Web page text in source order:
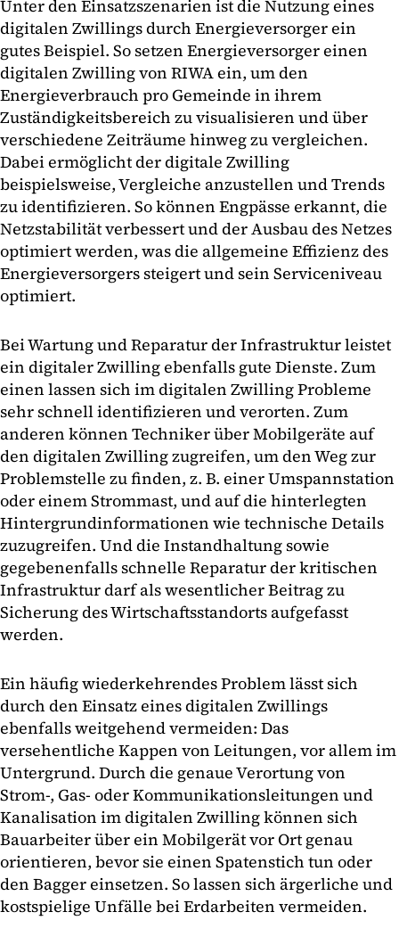
Unter den Einsatzszenarien ist die Nutzung eines
digitalen Zwillings durch Energieversorger ein
gutes Beispiel. So setzen Energieversorger einen
digitalen Zwilling von RIWA ein, um den
Energieverbrauch pro Gemeinde in ihrem
Zuständigkeitsbereich zu visualisieren und über
verschiedene Zeiträume hinweg zu vergleichen.
Dabei ermöglicht der digitale Zwilling
beispielsweise, Vergleiche anzustellen und Trends
zu identifizieren. So können Engpässe erkannt, die
Netzstabilität verbessert und der Ausbau des Netzes
optimiert werden, was die allgemeine Effizienz des
Energieversorgers steigert und sein Serviceniveau
optimiert.
Bei Wartung und Reparatur der Infrastruktur leistet
ein digitaler Zwilling ebenfalls gute Dienste. Zum
einen lassen sich im digitalen Zwilling Probleme
sehr schnell identifizieren und verorten. Zum
anderen können Techniker über Mobilgeräte auf
den digitalen Zwilling zugreifen, um den Weg zur
Problemstelle zu finden, z. B. einer Umspannstation
oder einem Strommast, und auf die hinterlegten
Hintergrundinformationen wie technische Details
zuzugreifen. Und die Instandhaltung sowie
gegebenenfalls schnelle Reparatur der kritischen
Infrastruktur darf als wesentlicher Beitrag zu
Sicherung des Wirtschaftsstandorts aufgefasst
werden.
Ein häufig wiederkehrendes Problem lässt sich
durch den Einsatz eines digitalen Zwillings
ebenfalls weitgehend vermeiden: Das
versehentliche Kappen von Leitungen, vor allem im
Untergrund. Durch die genaue Verortung von
Strom-, Gas- oder Kommunikationsleitungen und
Kanalisation im digitalen Zwilling können sich
Bauarbeiter über ein Mobilgerät vor Ort genau
orientieren, bevor sie einen Spatenstich tun oder
den Bagger einsetzen. So lassen sich ärgerliche und
kostspielige Unfälle bei Erdarbeiten vermeiden.